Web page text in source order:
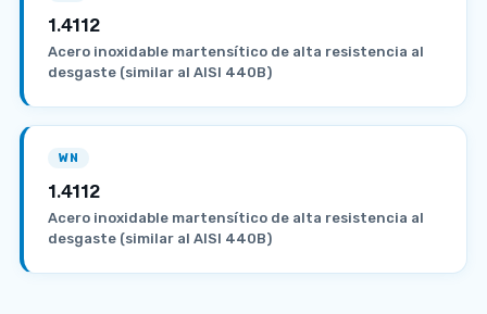
1.4112
Acero inoxidable martensítico de alta resistencia al
desgaste (similar al AISI 440B)
WN
1.4112
Acero inoxidable martensítico de alta resistencia al
desgaste (similar al AISI 440B)